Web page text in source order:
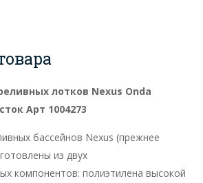
лотков Nexus Onda
Арт 1004273
бассейнов Nexus (прежнее
из двух
компонентов: полиэтилена высокой